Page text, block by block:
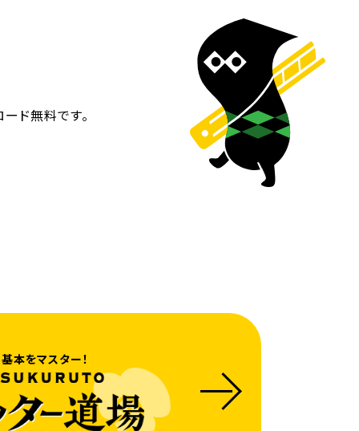
ド無料です。
基本をマスター！